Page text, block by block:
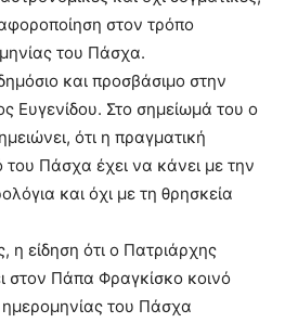
στον τρόπο
του Πάσχα.
και προσβάσιμο στην
Ευγενίδου. Στο σημείωμά του ο
ότι η πραγματική
Πάσχα έχει να κάνει με την
και όχι με τη θρησκεία
είδηση ότι ο Πατριάρχης
στον Πάπα Φραγκίσκο κοινό
του Πάσχα